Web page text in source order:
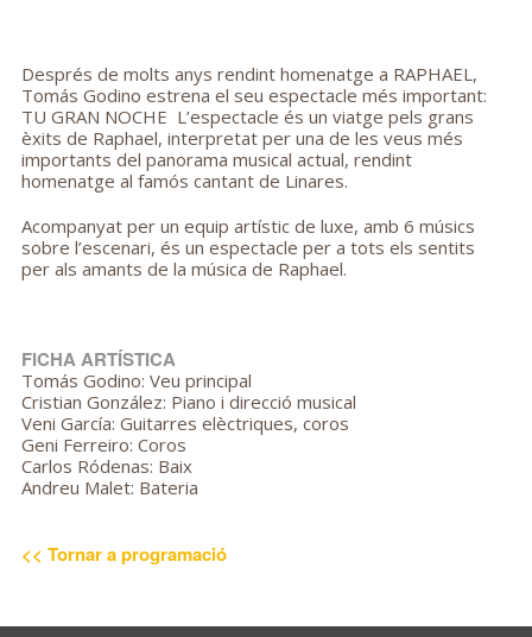
Després de molts anys rendint homenatge a RAPHAEL,
Tomás Godino estrena el seu espectacle més important:
TU GRAN NOCHE L’espectacle és un viatge pels grans
èxits de Raphael, interpretat per una de les veus més
importants del panorama musical actual, rendint
homenatge al famós cantant de Linares.
Acompanyat per un equip artístic de luxe, amb 6 músics
sobre l’escenari, és un espectacle per a tots els sentits
per als amants de la música de Raphael.
FICHA ARTÍSTICA
Tomás Godino: Veu principal
Cristian González: Piano i direcció musical
Veni García: Guitarres elèctriques, coros
Geni Ferreiro: Coros
Carlos Ródenas: Baix
Andreu Malet: Bateria
<< Tornar a programació